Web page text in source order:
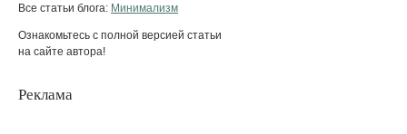
Все статьи блога: Минимализм
Ознакомьтесь с полной версией статьи
на сайте автора!
Реклама